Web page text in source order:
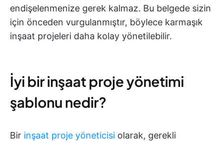
endişelenmenize gerek kalmaz. Bu belgede sizin
için önceden vurgulanmıştır, böylece karmaşık
inşaat projeleri daha kolay yönetilebilir.
İyi bir inşaat proje yönetimi
şablonu nedir?
Bir inşaat proje yöneticisi olarak, gerekli